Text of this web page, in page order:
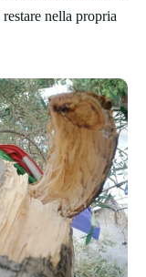
nella propria